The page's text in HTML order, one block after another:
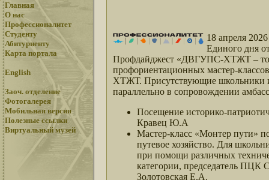
Главная
О нас
Профессионалитет
Студенту
Абитуриенту
Карта портала
English
Заоч. отделение
Фотогалерея
Мобильная версия
Полезные ссылки
Виртуальный музей
18 апреля
Единого дня
Профдайджест «ДВГУПС-ХТЖТ –
профориентационных мастер-
ХТЖТ. Присутствующие школьники и
параллельно в сопровождении
Посещение историко-
Кравец Ю.А
Мастер-класс «Монтер пути»
путевое хозяйство. Для
при помощи различных
категории, председатель
Золотовская Е.А.